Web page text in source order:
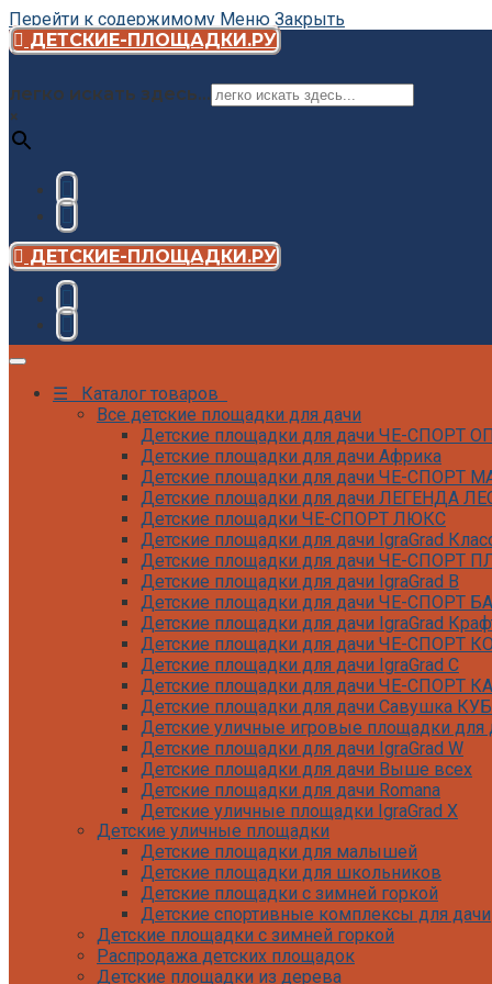
Перейти к содержимому Меню Закрыть
ДЕТСКИЕ-ПЛОЩАДКИ.РУ
легко искать здесь...
×
ДЕТСКИЕ-ПЛОЩАДКИ.РУ
☰ Каталог товаров
Все детские площадки для дачи
Детские площадки для дачи ЧЕ-СПОРТ
Детские площадки для дачи Африка
Детские площадки для дачи ЧЕ-СПОРТ
Детские площадки для дачи ЛЕГЕНДА
Детские площадки ЧЕ-СПОРТ ЛЮКС
Детские площадки для дачи IgraGrad
Детские площадки для дачи ЧЕ-СПОРТ
Детские площадки для дачи IgraGrad B
Детские площадки для дачи ЧЕ-СПОРТ
Детские площадки для дачи IgraGrad
Детские площадки для дачи ЧЕ-СПОРТ
Детские площадки для дачи IgraGrad С
Детские площадки для дачи ЧЕ-СПОРТ
Детские площадки для дачи Савушка КУБ
Детские уличные игровые площадки для
Детские площадки для дачи IgraGrad W
Детские площадки для дачи Выше всех
Детские площадки для дачи Romana
Детские уличные площадки IgraGrad X
Детские площадки для дачи ЛЕГЕНДА
Детские площадки Савушка 4 Сезона
Детские площадки Савушка Мастер
Детские площадки Савушка Мастер
Детские площадки Савушка Мастер 4
Детские площадки Савушка Мастер
Детские площадки Савушка ХИТ
Детские площадки IgraGrad Игруня
Детские уличные площадки
Детские площадки для малышей
Детские площадки для школьников
Детские площадки с зимней горкой
Детские спортивные комплексы для дачи
Детские площадки с зимней горкой
Распродажа детских площадок
Детские площадки из дерева